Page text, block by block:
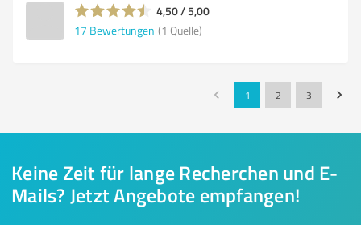
4,50 / 5,00
17 Bewertungen (1 Quelle)
1 2 3
Keine Zeit für lange Recherchen und E-
Mails? Jetzt Angebote empfangen!